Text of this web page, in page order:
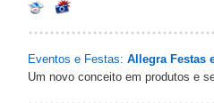
Eventos e Festas: Allegra Festas
Um novo conceito em produtos e